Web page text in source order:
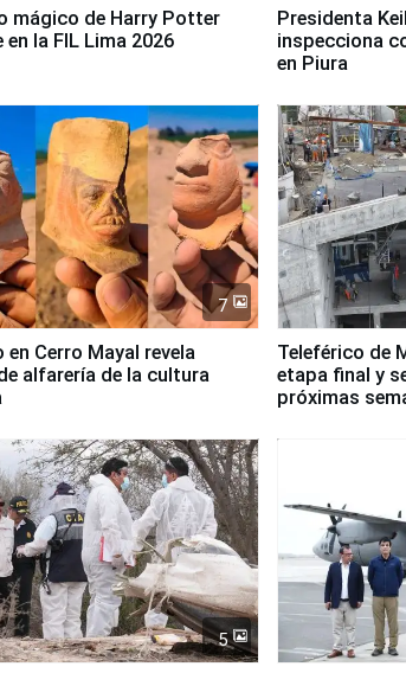
mágico de Harry Potter
en la FIL Lima 2026
Presidenta Keiko Fujimori,
inspecciona
en Piura
7
en Cerro Mayal revela
alfarería de la cultura
Teleférico de
etapa final y
próximas
5